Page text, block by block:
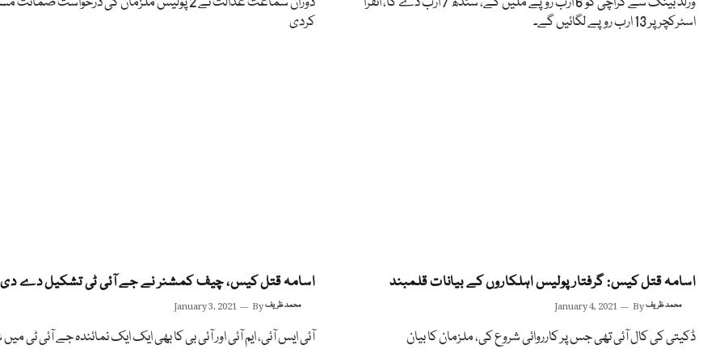
اسٹرکچر پر 13 ارب روپے لگائیں گے۔
کردی
اسامہ قتل کیس: گرفتار پولیس اہلکاروں کے بیانات قلمبند
January 4, 2021 Byمحمد ظریف
ڈکیتی کی کال آئی تھی جس پر کارروائی شروع کی، ملزمان کا بیان
اسامہ قتل کیس، چیف کمشنر نے جے آئی ٹی تشکیل دے دی
January 3, 2021 Byمحمد ظریف
آئی ایس آئی، ایم آئی اور آئی بی کا بھی ایک ایک نمائندہ جے آئی ٹی